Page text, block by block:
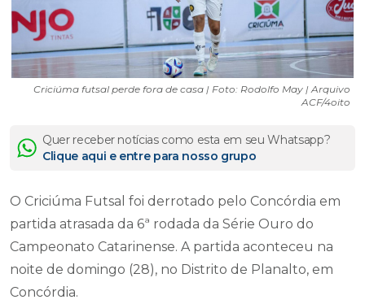
Criciúma futsal perde fora de casa | Foto: Rodolfo May | Arquivo
ACF/4oito
Quer receber notícias como esta em seu Whatsapp?
Clique aqui e entre para nosso grupo
O Criciúma Futsal foi derrotado pelo Concórdia em
partida atrasada da 6ª rodada da Série Ouro do
Campeonato Catarinense. A partida aconteceu na
noite de domingo (28), no Distrito de Planalto, em
Concórdia.